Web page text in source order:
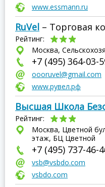
www.essmann.ru
RuVel – Торговая
Рейтинг:
Москва,
+7 (495) 364-03-
oooruvel@gmail.com
www.рувел.рф
Высшая Школа
Рейтинг:
Москва, Цветной
этаж, БЦ Цветной
+7 (495) 737-46-
vsb@vsbdo.com
vsbdo.com